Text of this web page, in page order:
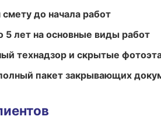
до начала работ
5 лет на основные виды работ
технадзор и скрытые
пакет закрывающих